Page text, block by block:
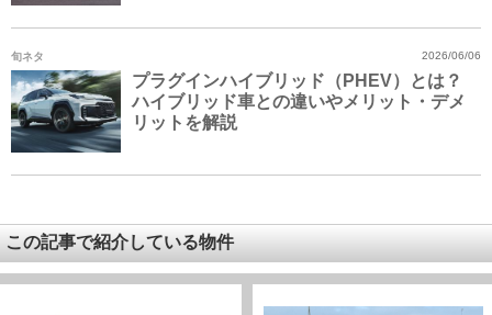
旬ネタ
プラグインハイブリッド（PHEV）とは？
ハイブリッド車との違いやメリット・デメ
リットを解説
2026/06/06
この記事で紹介している物件